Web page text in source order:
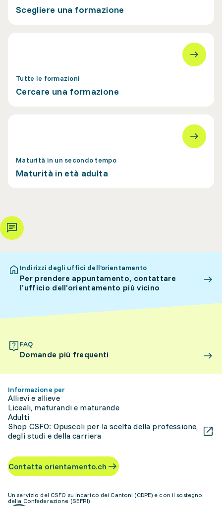
Scegliere una formazione
Tutte le formazioni
Cercare una formazione
Maturità in un secondo tempo
Maturità in età adulta
Indirizzi degli uffici dell’orientamento
Per prendere appuntamento, contattare
l’ufficio dell’orientamento più vicino
FAQ
Domande più frequenti
Informazione per
Allievi e allieve
Liceali, maturandi e maturande
Adulti
Shop CSFO: Opuscoli per la scelta della professione,
degli studi e della carriera
Contatta orientamento.ch
Un servizio del CSFO su incarico dei Cantoni (CDPE) e con il sostegno
della Confederazione (SEFRI)